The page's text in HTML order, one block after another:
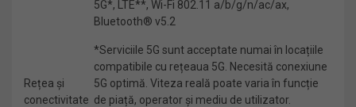
Rețea și
conectivitate
5G*, LTE**, Wi-Fi 802.11 a/b/g/n/ac/ax,
Bluetooth® v5.2
*Serviciile 5G sunt acceptate numai în locațiile
compatibile cu rețeaua 5G. Necesită conexiune
5G optimă. Viteza reală poate varia în funcție
de piață, operator și mediu de utilizator.